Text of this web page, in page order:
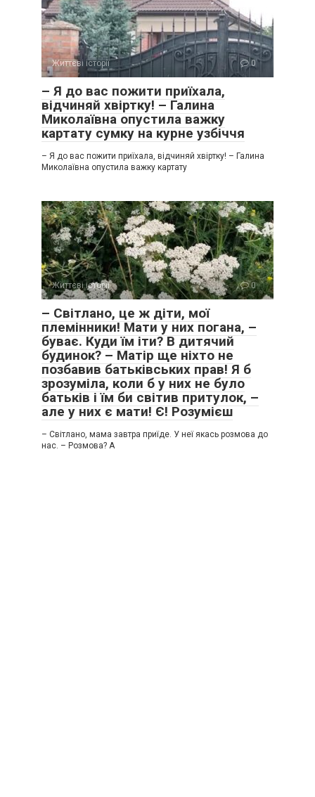
Життєві історії 0
– Я до вас пожити приїхала,
відчиняй хвіртку! – Галина
Миколаївна опустила важку
картату сумку на курне узбіччя
– Я до вас пожити приїхала, відчиняй хвіртку! – Галина
Миколаївна опустила важку картату
Життєві історії 0
– Світлано, це ж діти, мої
племінники! Мати у них погана, –
буває. Куди їм іти? В дитячий
будинок? – Матір ще ніхто не
позбавив батьківських прав! Я б
зрозуміла, коли б у них не було
батьків і їм би світив притулок, –
але у них є мати! Є! Розумієш
– Світлано, мама завтра приїде. У неї якась розмова до
нас. – Розмова? А